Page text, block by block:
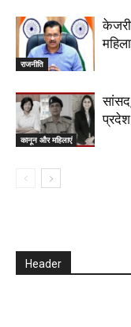
राजनीति
कानून और महिलाएं
Header